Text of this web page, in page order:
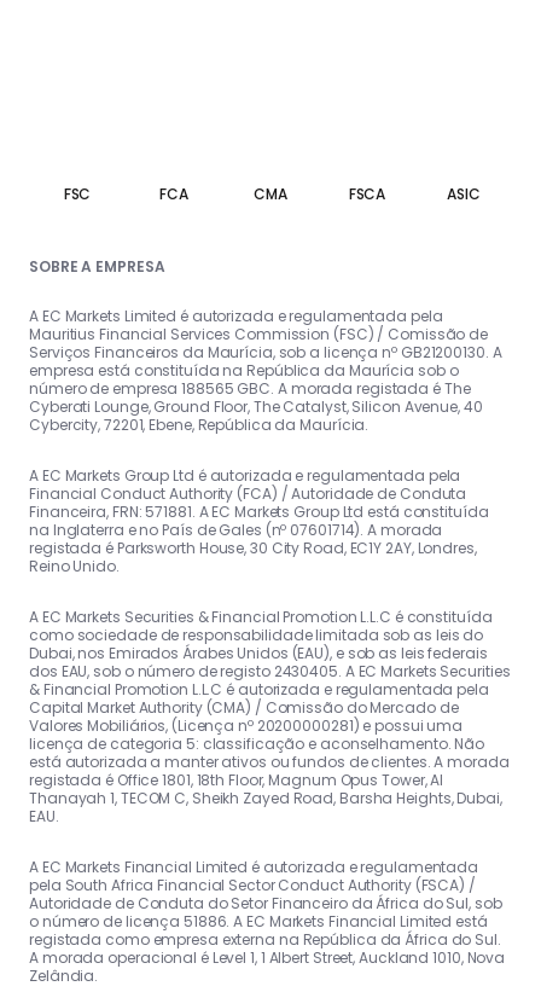
FSC FCA CMA FSCA ASIC
SOBRE A EMPRESA
A EC Markets Limited é autorizada e regulamentada pela
Mauritius Financial Services Commission (FSC) / Comissão de
Serviços Financeiros da Maurícia, sob a licença nº GB21200130. A
empresa está constituída na República da Maurícia sob o
número de empresa 188565 GBC. A morada registada é The
Cyberati Lounge, Ground Floor, The Catalyst, Silicon Avenue, 40
Cybercity, 72201, Ebene, República da Maurícia.
A EC Markets Group Ltd é autorizada e regulamentada pela
Financial Conduct Authority (FCA) / Autoridade de Conduta
Financeira, FRN: 571881. A EC Markets Group Ltd está constituída
na Inglaterra e no País de Gales (nº 07601714). A morada
registada é Parksworth House, 30 City Road, EC1Y 2AY, Londres,
Reino Unido.
A EC Markets Securities & Financial Promotion L.L.C é constituída
como sociedade de responsabilidade limitada sob as leis do
Dubai, nos Emirados Árabes Unidos (EAU), e sob as leis federais
dos EAU, sob o número de registo 2430405. A EC Markets Securities
& Financial Promotion L.L.C é autorizada e regulamentada pela
Capital Market Authority (CMA) / Comissão do Mercado de
Valores Mobiliários, (Licença nº 20200000281) e possui uma
licença de categoria 5: classificação e aconselhamento. Não
está autorizada a manter ativos ou fundos de clientes. A morada
registada é Office 1801, 18th Floor, Magnum Opus Tower, Al
Thanayah 1, TECOM C, Sheikh Zayed Road, Barsha Heights, Dubai,
EAU.
A EC Markets Financial Limited é autorizada e regulamentada
pela South Africa Financial Sector Conduct Authority (FSCA) /
Autoridade de Conduta do Setor Financeiro da África do Sul, sob
o número de licença 51886. A EC Markets Financial Limited está
registada como empresa externa na República da África do Sul.
A morada operacional é Level 1, 1 Albert Street, Auckland 1010, Nova
Zelândia.